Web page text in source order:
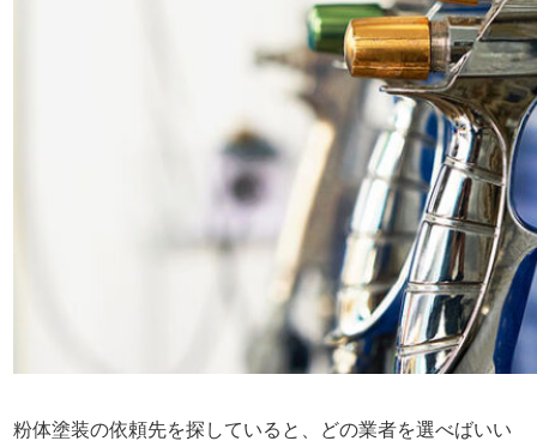
粉体塗装の依頼先を探していると、どの業者を選べばいい